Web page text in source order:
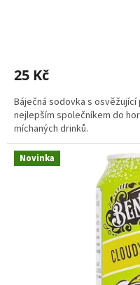
25 Kč
Báječná sodovka s
nejlepším společníkem do
míchaných drinků.
Novinka